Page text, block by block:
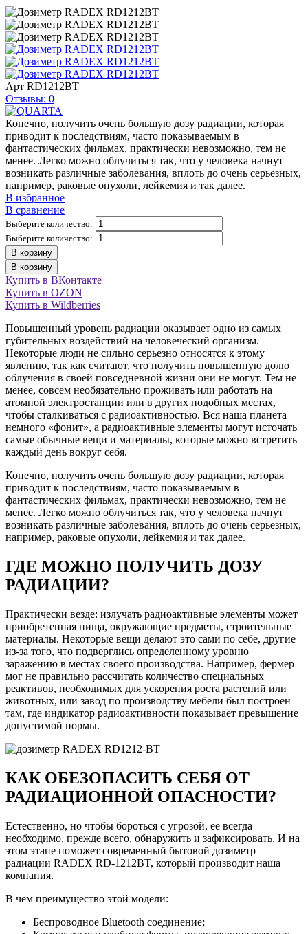
Арт RD1212BT
Отзывы: 0
Конечно, получить очень большую дозу радиации, которая
приводит к последствиям, часто показываемым в
фантастических фильмах, практически невозможно, тем не
менее. Легко можно облучиться так, что у человека начнут
возникать различные заболевания, вплоть до очень серьезных,
например, раковые опухоли, лейкемия и так далее.
В избранное
В сравнение
Выберите количество:
Выберите количество:
В корзину
В корзину
Купить в ВКонтакте
Купить в OZON
Купить в Wildberries
Повышенный уровень радиации оказывает одно из самых
губительных воздействий на человеческий организм.
Некоторые люди не сильно серьезно относятся к этому
явлению, так как считают, что получить повышенную долю
облучения в своей повседневной жизни они не могут. Тем не
менее, совсем необязательно проживать или работать на
атомной электростанции или в других подобных местах,
чтобы сталкиваться с радиоактивностью. Вся наша планета
немного «фонит», а радиоактивные элементы могут источать
самые обычные вещи и материалы, которые можно встретить
каждый день вокруг себя.
Конечно, получить очень большую дозу радиации, которая
приводит к последствиям, часто показываемым в
фантастических фильмах, практически невозможно, тем не
менее. Легко можно облучиться так, что у человека начнут
возникать различные заболевания, вплоть до очень серьезных,
например, раковые опухоли, лейкемия и так далее.
ГДЕ МОЖНО ПОЛУЧИТЬ ДОЗУ
РАДИАЦИИ?
Практически везде: излучать радиоактивные элементы может
приобретенная пища, окружающие предметы, строительные
материалы. Некоторые вещи делают это сами по себе, другие
из-за того, что подверглись определенному уровню
заражению в местах своего производства. Например, фермер
мог не правильно рассчитать количество специальных
реактивов, необходимых для ускорения роста растений или
животных, или завод по производству мебели был построен
там, где индикатор радиоактивности показывает превышение
допустимой нормы.
КАК ОБЕЗОПАСИТЬ СЕБЯ ОТ
РАДИАЦИОННОЙ ОПАСНОСТИ?
Естественно, но чтобы бороться с угрозой, ее всегда
необходимо, прежде всего, обнаружить и зафиксировать. И на
этом этапе поможет современный бытовой дозиметр
радиации RADEX RD-1212BT, который производит наша
компания.
В чем преимущество этой модели:
Беспроводное Bluetooth соединение;